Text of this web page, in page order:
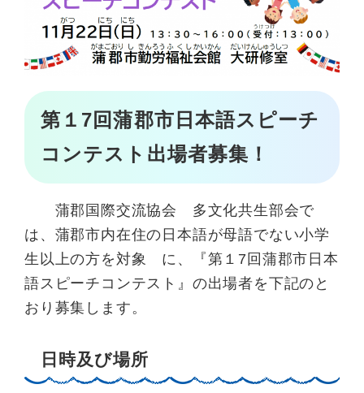
第１7 回蒲郡市日本語スピーチ
コンテスト出場者募集！
蒲郡国際交流協会 多文化共生部会で
は、蒲郡市内在住の日本語が母語でない小学
生以上の方を対象 に、『第１7回蒲郡市日本
語スピーチコンテスト』の出場者を下記のと
おり募集します。
日時及び場所